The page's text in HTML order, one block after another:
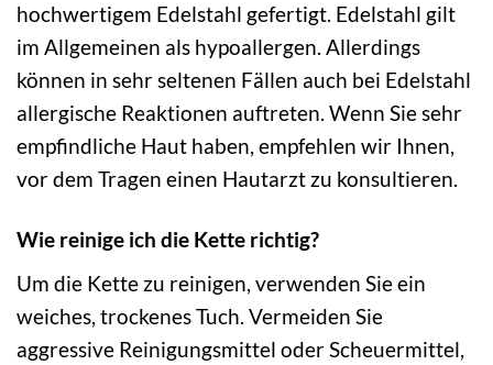
hochwertigem Edelstahl gefertigt. Edelstahl gilt
im Allgemeinen als hypoallergen. Allerdings
können in sehr seltenen Fällen auch bei Edelstahl
allergische Reaktionen auftreten. Wenn Sie sehr
empfindliche Haut haben, empfehlen wir Ihnen,
vor dem Tragen einen Hautarzt zu konsultieren.
Wie reinige ich die Kette richtig?
Um die Kette zu reinigen, verwenden Sie ein
weiches, trockenes Tuch. Vermeiden Sie
aggressive Reinigungsmittel oder Scheuermittel,